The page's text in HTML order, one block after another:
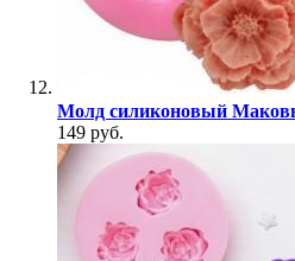
Молд силиконовый
149 руб.